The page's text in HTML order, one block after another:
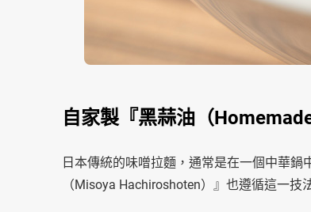
自家製『黑蒜油（
日本傳統的味噌拉麵，通常是在一個中華
（Misoya Hachiroshoten）』也遵循這一技